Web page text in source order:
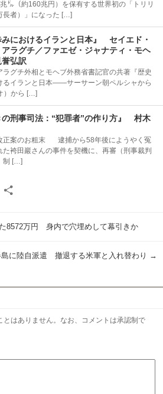
㌦（約160兆円）を保有する世界初の「トリリ
長者）」になった […]
みにおけるイランと日本』 セイエド・
ラグチ／ファエゼ・ジャナティ・モヘ
弘訳
グチ外相とモヘブ外務省書記官の共著『歴史
るイランと日本――サーサーン朝ペルシャから
）から […]
の刑事司法：“犯罪者”の作り方』 村木
正案のお粗末 逮捕から58年後にようやく冤
た袴田巖さんの事件を契機に、再審（刑事裁判
制 […]
Email
8572万円 身内で穴埋めして幕引きか
島に陸自派遣 撤退する米軍と入れ替わり →
とはありません。なお、コメントは承認制で